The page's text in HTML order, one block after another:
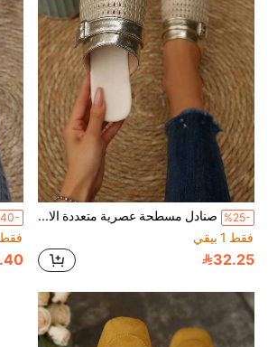
%25-
صنادل مسطحة عصرية متعددة الاستخدامات للنساء، ذات فتحات محبوكة وأصابع مربعة مفتوحة، مناسبة للربيع والصيف
فقط 1 بيقي
32.25
فقط 1 بيقي